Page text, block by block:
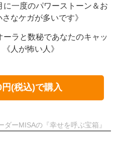
に一度のパワーストーン＆お
なケガが多いです》
ーラと数秘であなたのキャッ
人が怖い人》
(税込)で購入
ーMISAの『幸せを呼ぶ宝箱』